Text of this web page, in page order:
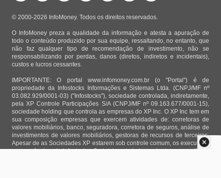
© 2000-2026 InfoMoney. Todos os direitos reservados.
O InfoMoney preza a qualidade da informação e atesta a apuração de
todo o conteúdo produzido por sua equipe, ressaltando, no entanto, que
não faz qualquer tipo de recomendação de investimento, não se
responsabilizando por perdas, danos (diretos, indiretos e incidentais),
custos e lucros cessantes.
IMPORTANTE: O portal www.infomoney.com.br (o "Portal") é de
propriedade da Infostocks Informações e Sistemas Ltda. (CNPJ/MF nº
03.082.929/0001-03) ("Infostocks"), sociedade controlada, indiretamente,
pela XP Controle Participações S/A (CNPJ/MF nº 09.163.677/0001-15),
sociedade holding que controla as empresas do XP Inc. O XP Inc tem em
sua composição empresas que exercem atividades de: corretoras de
valores mobiliários, banco, seguradora, corretora de seguros, análise de
investimentos de valores mobiliários, gestoras de recursos de terceiros.
Apesar de as Sociedades XP estarem sob controle comum, os executivos
responsáveis pela Infostocks são totalmente independentes e as notícias,